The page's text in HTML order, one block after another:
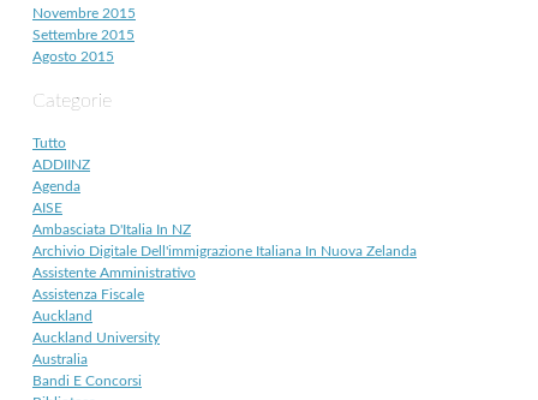
Novembre 2015
Settembre 2015
Agosto 2015
Categorie
Tutto
ADDIINZ
Agenda
AISE
Ambasciata D'Italia In NZ
Archivio Digitale Dell'immigrazione Italiana In Nuova Zelanda
Assistente Amministrativo
Assistenza Fiscale
Auckland
Auckland University
Australia
Bandi E Concorsi